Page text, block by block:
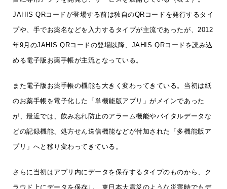
JAHIS QRコードが登場する前は独自のQRコードを発行するタイ
プや、手でお薬名などを入力するタイプが主流であったが、2012
年9月のJAHIS QRコードの登場以降、JAHIS QRコードを読み込
める電子版お薬手帳が主流となっている。
また電子版お薬手帳の機能も大きく変わってきている。当初は紙
のお薬手帳を電子化した「単機能版アプリ」がメインであった
が、最近では、飲み忘れ防止のアラーム機能やバイタルデータな
どの記録機能、処方せん送信機能などが付加された「多機能版ア
プリ」へと移り変わってきている。
さらに当初はアプリ内にデータを保存するタイプのものから、ク
ラウド上にデータを保存し、東日本大震災のような災害時でもデ